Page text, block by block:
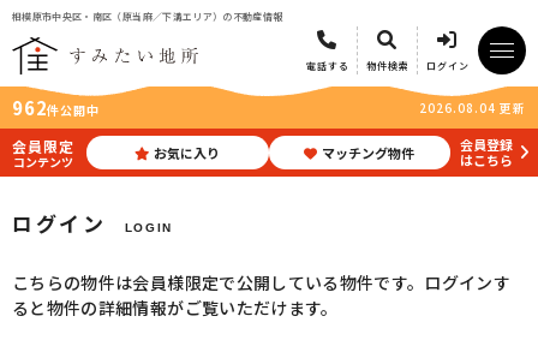
相模原市中央区・南区（原当麻／下溝エリア）の不動産情報
電話する 物件検索 ログイン
962件公開中 2026.08.04 更新
会員限定
コンテンツ お気に入り マッチング物件
会員登録
はこちら
ログイン LOGIN
こちらの物件は会員様限定で公開している物件です。ログインす
ると物件の詳細情報がご覧いただけます。